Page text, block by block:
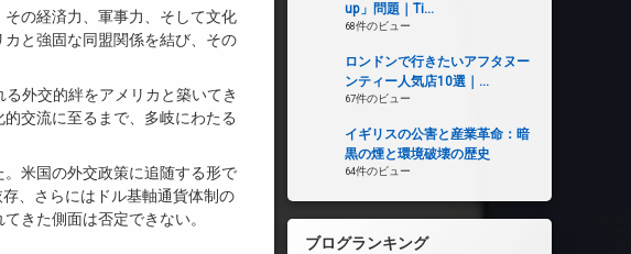
の経済力、軍事力、そして文化
と強固な同盟関係を結び、その
外交的絆をアメリカと築いてき
交流に至るまで、多岐にわたる
米国の外交政策に追随する形で
、さらにはドル基軸通貨体制の
きた側面は否定できない。
up」問題｜Ti...
68件のビュー
ロンドンで行きたいアフタヌー
ンティー人気店10選｜...
67件のビュー
イギリスの公害と産業革命：暗
黒の煙と環境破壊の歴史
64件のビュー
ブログランキング